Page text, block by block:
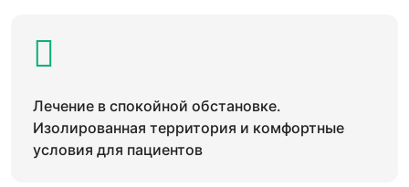
Лечение в спокойной обстановке.
Изолированная территория и комфортные
условия для пациентов